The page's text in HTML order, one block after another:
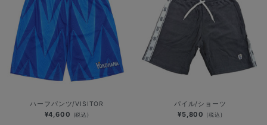
ハーフパンツ/VISITOR
¥4,600 (税込)
パイル/ショーツ
¥5,800 (税込)